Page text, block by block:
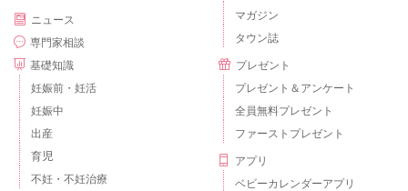
ニュース
専門家相談
基礎知識
妊娠前・妊活
妊娠中
出産
育児
不妊・不妊治療
マガジン
タウン誌
プレゼント
プレゼント＆アンケート
全員無料プレゼント
ファーストプレゼント
アプリ
ベビーカレンダーアプリ